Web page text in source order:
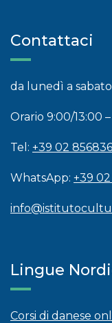
Contattaci
da lunedì a sabato
Orario 9:00/13:00
Tel: +39 02
WhatsApp: +39
Lingue
Corsi di danese